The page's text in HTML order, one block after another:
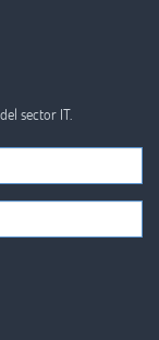
sector IT.